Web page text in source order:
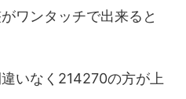
ワンタッチで出来る と
いなく214270の方が上